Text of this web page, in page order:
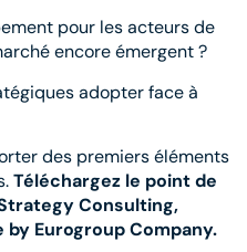
pour les acteurs de
encore émergent ?
adopter face à
des premiers éléments
Téléchargez le point de
Consulting,
Eurogroup Company.